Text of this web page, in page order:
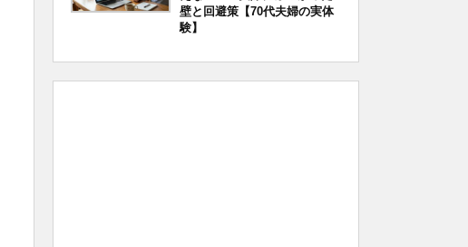
壁と回避策【70代夫婦の実体
験】